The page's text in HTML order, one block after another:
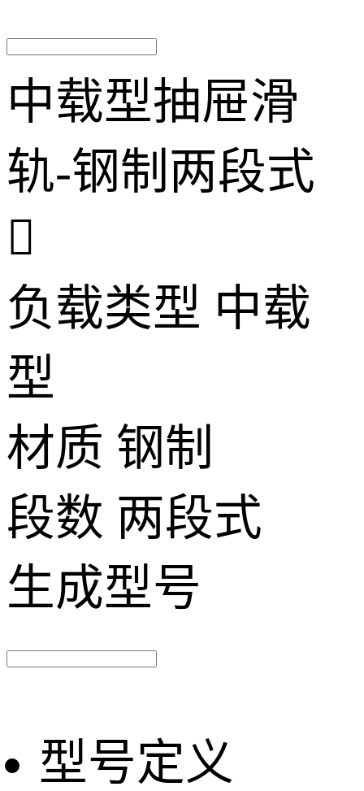
中载型抽屉滑
轨-钢制两段式

负载类型 中载
型
材质 钢制
段数 两段式
生成型号
型号定义